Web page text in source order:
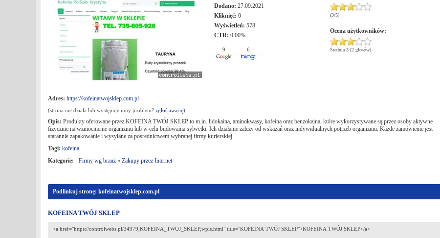
Dodano: 27.09.2021
Kliknięć: 0
Wyświetleń: 578
CTR: 0.00%
9 6
(3/5)
Ocena użytkowników:
Średnia 3 (2 głosów)
Adres: https://kofeinatwojsklep.com.pl
(strona nie działa lub występuje inny problem? zgłoś awarię)
Opis: Produkty oferowane przez KOFEINA TWÓJ SKLEP to m.in. lidokaina, aminokwasy, kofeina oraz benzokaina, które wykorzystywane są przez osoby aktywne
fizycznie na wzmocnienie organizmu lub w celu budowania sylwetki. Ich działanie zależy od wskazań oraz indywidualnych potrzeb organizmu. Każde zamówienie jest
starannie zapakowanie i wysyłane za pośrednictwem wybranej firmy kurierskiej.
Tagi: kofeina
Kategorie:
Firmy wg branż » Zakupy przez Internet
Podlinkuj stronę: kofeinatwojsklep.com.pl
KOFEINA TWÓJ SKLEP